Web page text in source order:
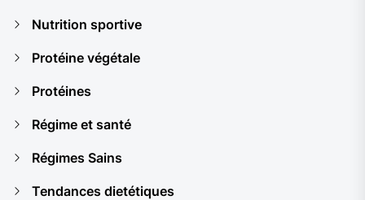
Nutrition sportive
Protéine végétale
Protéines
Régime et santé
Régimes Sains
Tendances dietétiques